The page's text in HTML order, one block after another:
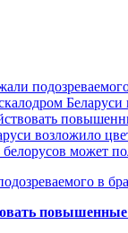
Беларуси
возложило
может
в